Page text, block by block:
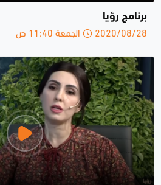
برنامج رؤيا
2020/08/28 الجمعة 11:40 ص